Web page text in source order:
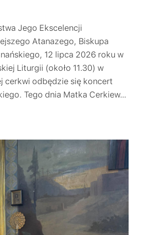
Jego Ekscelencji
Atanazego, Biskupa
12 lipca 2026 roku w
Liturgii (około 11.30) w
cerkwi odbędzie się koncert
Tego dnia Matka Cerkiew…